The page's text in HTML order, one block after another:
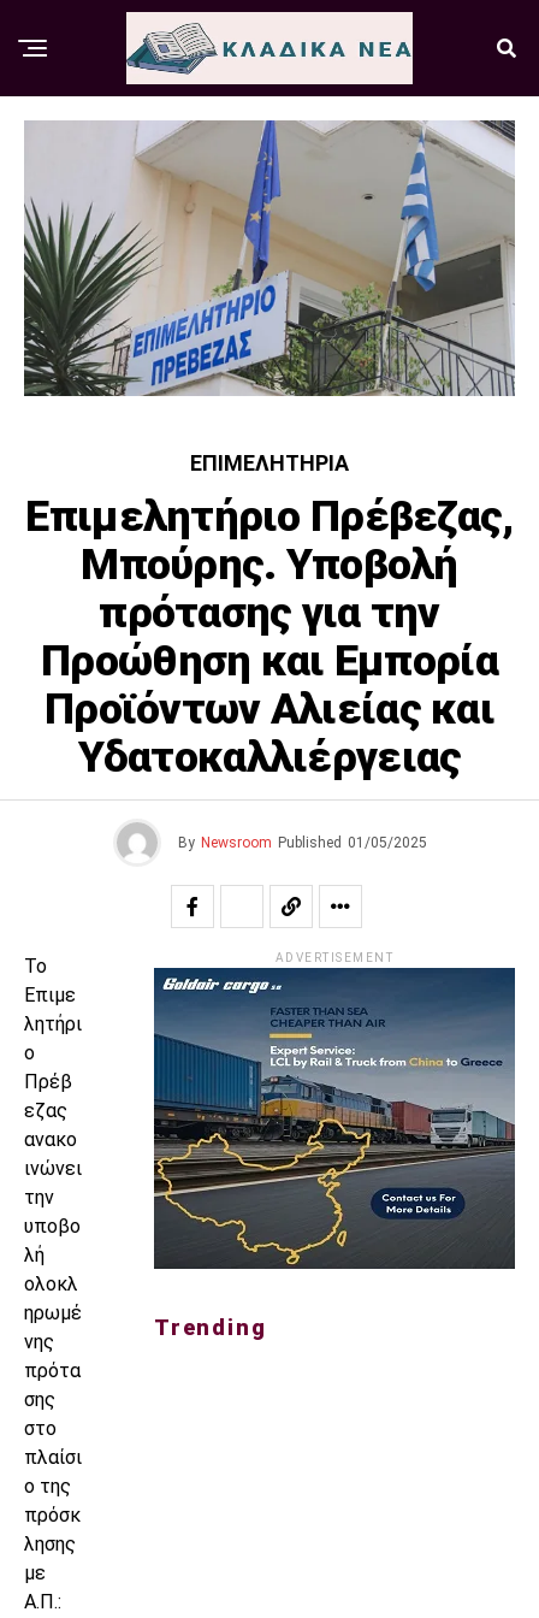
ΕΠΙΜΕΛΗΤΉΡΙΑ
Επιμελητήριο Πρέβεζας,
Μπούρης. Υποβολή
πρότασης για την
Προώθηση και Εμπορία
Προϊόντων Αλιείας και
Υδατοκαλλιέργειας
By Newsroom Published 01/05/2025
Το
Επιμε
λητήρι
ο
Πρέβ
εζας
ανακο
ινώνει
την
υποβο
λή
ολοκλ
ηρωμέ
νης
πρότα
σης
στο
πλαίσι
ο της
πρόσκ
λησης
με
Α.Π.:
ADVERTISEMENT
Trending